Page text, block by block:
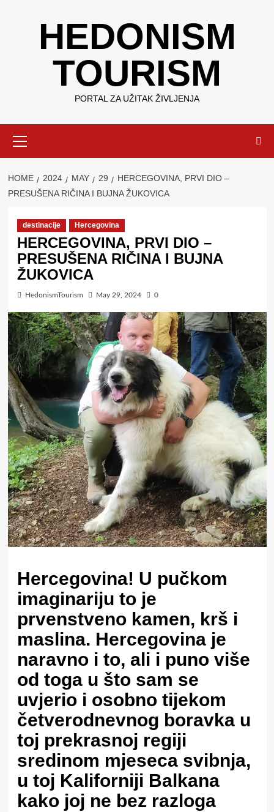
HEDONISM
TOURISM
PORTAL ZA UŽITAK ŽIVLJENJA
Menu
HOME 2024 MAY 29
HERCEGOVINA, PRVI DIO –
PRESUŠENA RIČINA I BUJNA ŽUKOVICA
destinacije Hercegovina
HERCEGOVINA, PRVI DIO –
PRESUŠENA RIČINA I BUJNA
ŽUKOVICA
HedonismTourism May 29, 2024 0
Hercegovina! U pučkom
imaginariju to je
prvenstveno kamen, krš i
maslina. Hercegovina je
naravno i to, ali i puno više
od toga u što sam se
uvjerio i osobno tijekom
četverodnevnog boravka u
toj prekrasnoj regiji
sredinom mjeseca svibnja,
u toj Kaliforniji Balkana
kako joj ne bez razloga